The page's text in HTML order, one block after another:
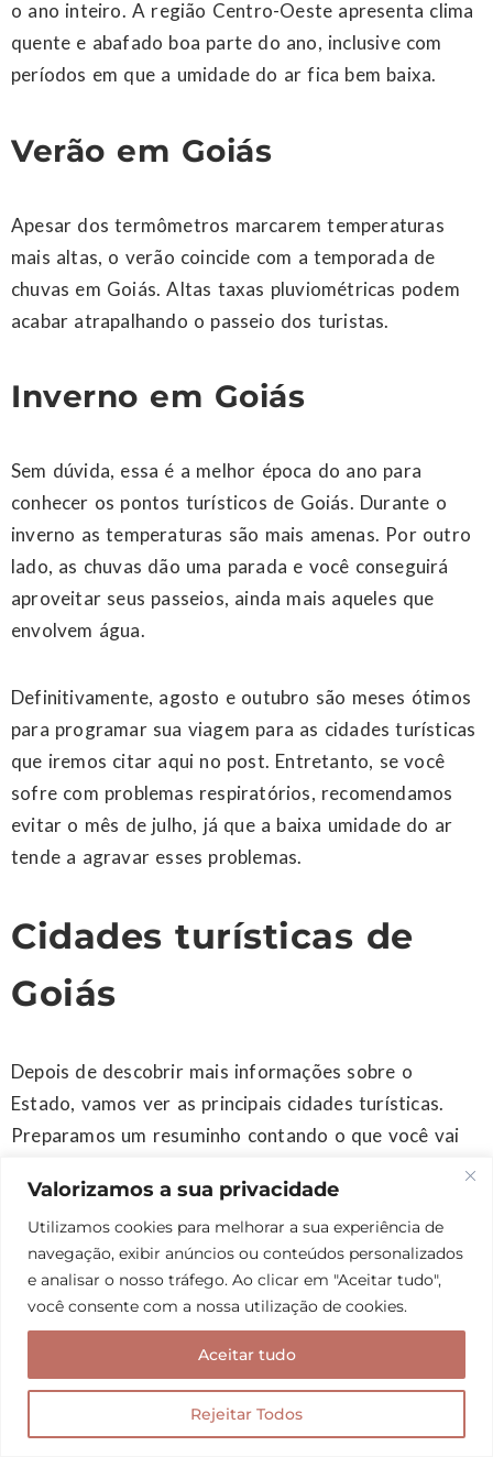
Valorizamos a sua privacidade
Utilizamos cookies para melhorar a sua experiência de
navegação, exibir anúncios ou conteúdos personalizados
e analisar o nosso tráfego. Ao clicar em "Aceitar tudo",
você consente com a nossa utilização de cookies.
Rejeitar Todos
Aceitar tudo
o ano inteiro. A região Centro-Oeste apresenta clima
quente e abafado boa parte do ano, inclusive com
períodos em que a umidade do ar fica bem baixa.
Verão em Goiás
Apesar dos termômetros marcarem temperaturas
mais altas, o verão coincide com a temporada de
chuvas em Goiás. Altas taxas pluviométricas podem
acabar atrapalhando o passeio dos turistas.
Inverno em Goiás
Sem dúvida, essa é a melhor época do ano para
conhecer os pontos turísticos de Goiás. Durante o
inverno as temperaturas são mais amenas. Por outro
lado, as chuvas dão uma parada e você conseguirá
aproveitar seus passeios, ainda mais aqueles que
envolvem água.
Definitivamente, agosto e outubro são meses ótimos
para programar sua viagem para as cidades turísticas
que iremos citar aqui no post. Entretanto, se você
sofre com problemas respiratórios, recomendamos
evitar o mês de julho, já que a baixa umidade do ar
tende a agravar esses problemas.
Cidades turísticas de
Goiás
Depois de descobrir mais informações sobre o
Estado, vamos ver as principais cidades turísticas.
Preparamos um resuminho contando o que você vai
hoteleira.
Caldas Novas
Quando se pensa em o que fazer em Goiás, Caldas
Novas é um dos primeiros nomes que se vem em
mente. Suas águas quentes possuem fama
internacional e muitos turistas procuram o balneário